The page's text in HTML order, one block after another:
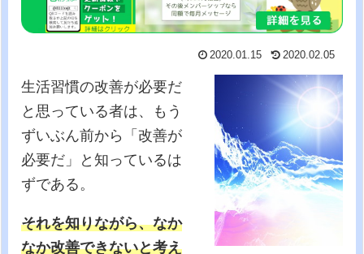
2020.01.15 2020.02.05
生活習慣の改善が必要だ
と思っている者は、もう
ずいぶん前から「改善が
必要だ」と知っているは
ずである。
それを知りながら、なか
なか改善できないと考え